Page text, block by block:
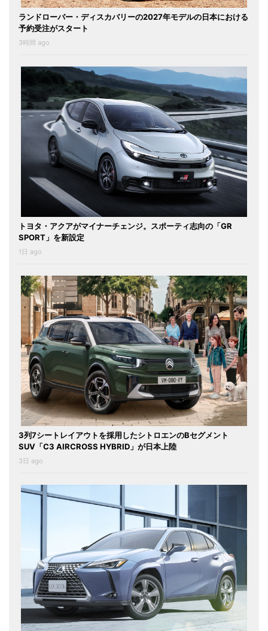
ランドローバー・ディスカバリーの2027年モデルの日本における
予約受注がスタート
3時間 ago
トヨタ・アクアがマイナーチェンジ。スポーティ志向の「GR
SPORT」を新設定
1日 ago
3列7シートレイアウトを採用したシトロエンのBセグメント
SUV「C3 AIRCROSS HYBRID」が日本上陸
3日 ago